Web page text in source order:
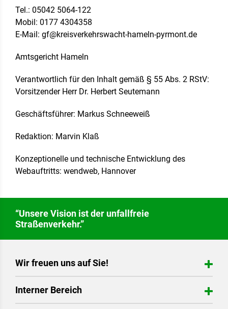
Tel.: 05042 5064-122
Mobil: 0177 4304358
E-Mail: gf@kreisverkehrswacht-hameln-pyrmont.de
Amtsgericht Hameln
Verantwortlich für den Inhalt gemäß § 55 Abs. 2 RStV:
Vorsitzender Herr Dr. Herbert Seutemann
Geschäftsführer: Markus Schneeweiß
Redaktion: Marvin Klaß
Konzeptionelle und technische Entwicklung des
Webauftritts: wendweb, Hannover
“Unsere Vision ist der unfallfreie
Straßenverkehr.”
Wir freuen uns auf Sie!
Angerstr. 23
31848 Bad Münder
Interner Bereich